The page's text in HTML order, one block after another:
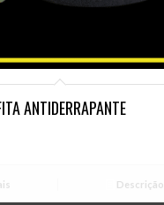
ANTIDERRAPANTE
Descrição